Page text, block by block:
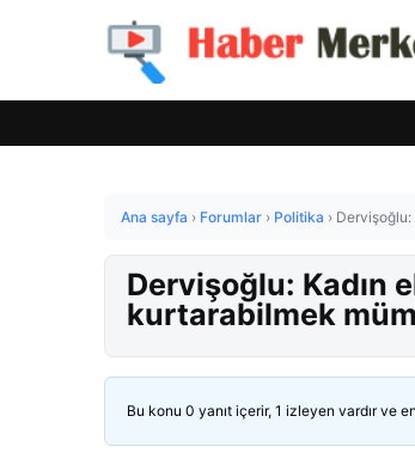
Ana sayfa › Forumlar › Politika ›
Dervişoğlu: Kadın
kurtarabilmek
Bu konu 0 yanıt içerir, 1 izleyen vardır ve